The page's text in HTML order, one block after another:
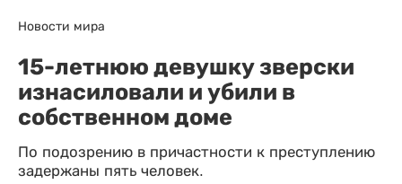
Новости мира
15-летнюю девушку зверски
изнасиловали и убили в
собственном доме
По подозрению в причастности к преступлению
задержаны пять человек.